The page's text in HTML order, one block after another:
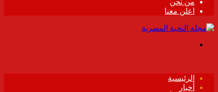
من نحن
اعلن معنا
الرئيسية
أخبار